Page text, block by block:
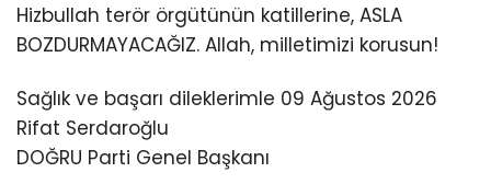
Hizbullah terör örgütünün katillerine, ASLA
BOZDURMAYACAĞIZ. Allah, milletimizi korusun!
Sağlık ve başarı dileklerimle 09 Ağustos 2026
Rifat Serdaroğlu
DOĞRU Parti Genel Başkanı